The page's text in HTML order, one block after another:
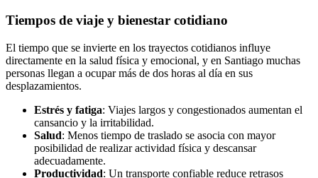
Tiempos de viaje y bienestar cotidiano
El tiempo que se invierte en los trayectos cotidianos influye
directamente en la salud física y emocional, y en Santiago muchas
personas llegan a ocupar más de dos horas al día en sus
desplazamientos.
Estrés y fatiga: Viajes largos y congestionados aumentan el
cansancio y la irritabilidad.
Salud: Menos tiempo de traslado se asocia con mayor
posibilidad de realizar actividad física y descansar
adecuadamente.
Productividad: Un transporte confiable reduce retrasos